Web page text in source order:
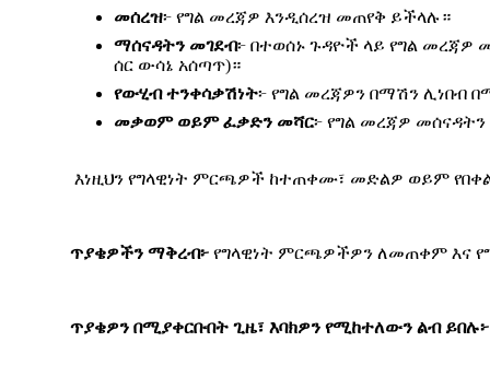
መሰረዝ፦ የግል መረጃዎ እንዲሰረዝ መጠየቅ ይችላሉ።
ማሰናዳትን መገደብ፦ በተወሰኑ ጉዳዮች ላይ የግል
ሰር ውሳኔ አሰጣጥ)።
የውሂብ ተንቀሳቃሽነት፦ የግል መረጃዎን በማሽን ሊነበብ
መቃወም ወይም ፈቃድን መሻር፦ የግል መረጃዎ
እነዚህን የግላዊነት ምርጫዎች ከተጠቀሙ፣ መድልዎ ወይም
ጥያቄዎችን ማቅረብ፦ የግላዊነት ምርጫዎችዎን ለመጠቀም እና
ጥያቄዎን በሚያቀርቡበት ጊዜ፣ እባክዎን የሚከተለውን ልብ ይበሉ፦